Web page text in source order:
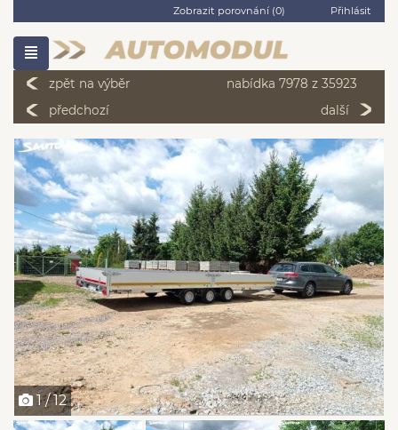
Zobrazit porovnání (0) Přihlásit
zpět na výběr
nabídka 7978 z 35923
předchozí
další
1 / 12